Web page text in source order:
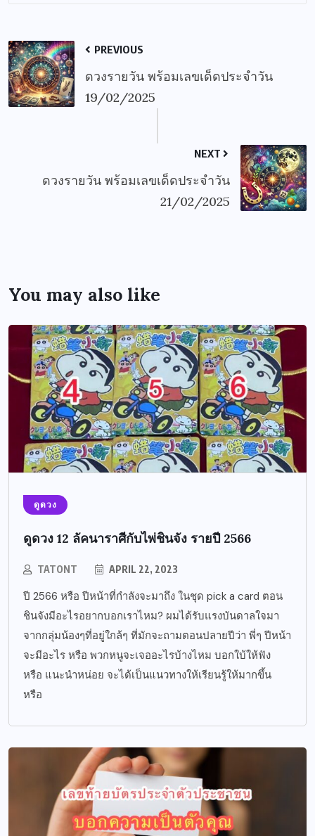
PREVIOUS
ดวงรายวัน พร้อมเลขเด็ดประจำวัน
19/02/2025
NEXT
ดวงรายวัน พร้อมเลขเด็ดประจำวัน
21/02/2025
You may also like
ดูดวง
ดูดวง 12 ลัคนาราศีกับไพ่ชินจัง รายปี 2566
TATONT APRIL 22, 2023
ปี 2566 หรือ ปีหน้าที่กำลังจะมาถึง ในชุด pick a card ตอน
ชินจังมีอะไรอยากบอกเราไหม? ผมได้รับแรงบันดาลใจมา
จากกลุ่มน้องๆที่อยู่ใกล้ๆ ที่มักจะถามตอนปลายปีว่า พี่ๆ ปีหน้า
จะมีอะไร หรือ พวกหนูจะเจออะไรบ้างไหม บอกใบ้ให้ฟัง
หรือ แนะนำหน่อย จะได้เป็นแนวทางให้เรียนรู้ให้มากขึ้น
หรือ